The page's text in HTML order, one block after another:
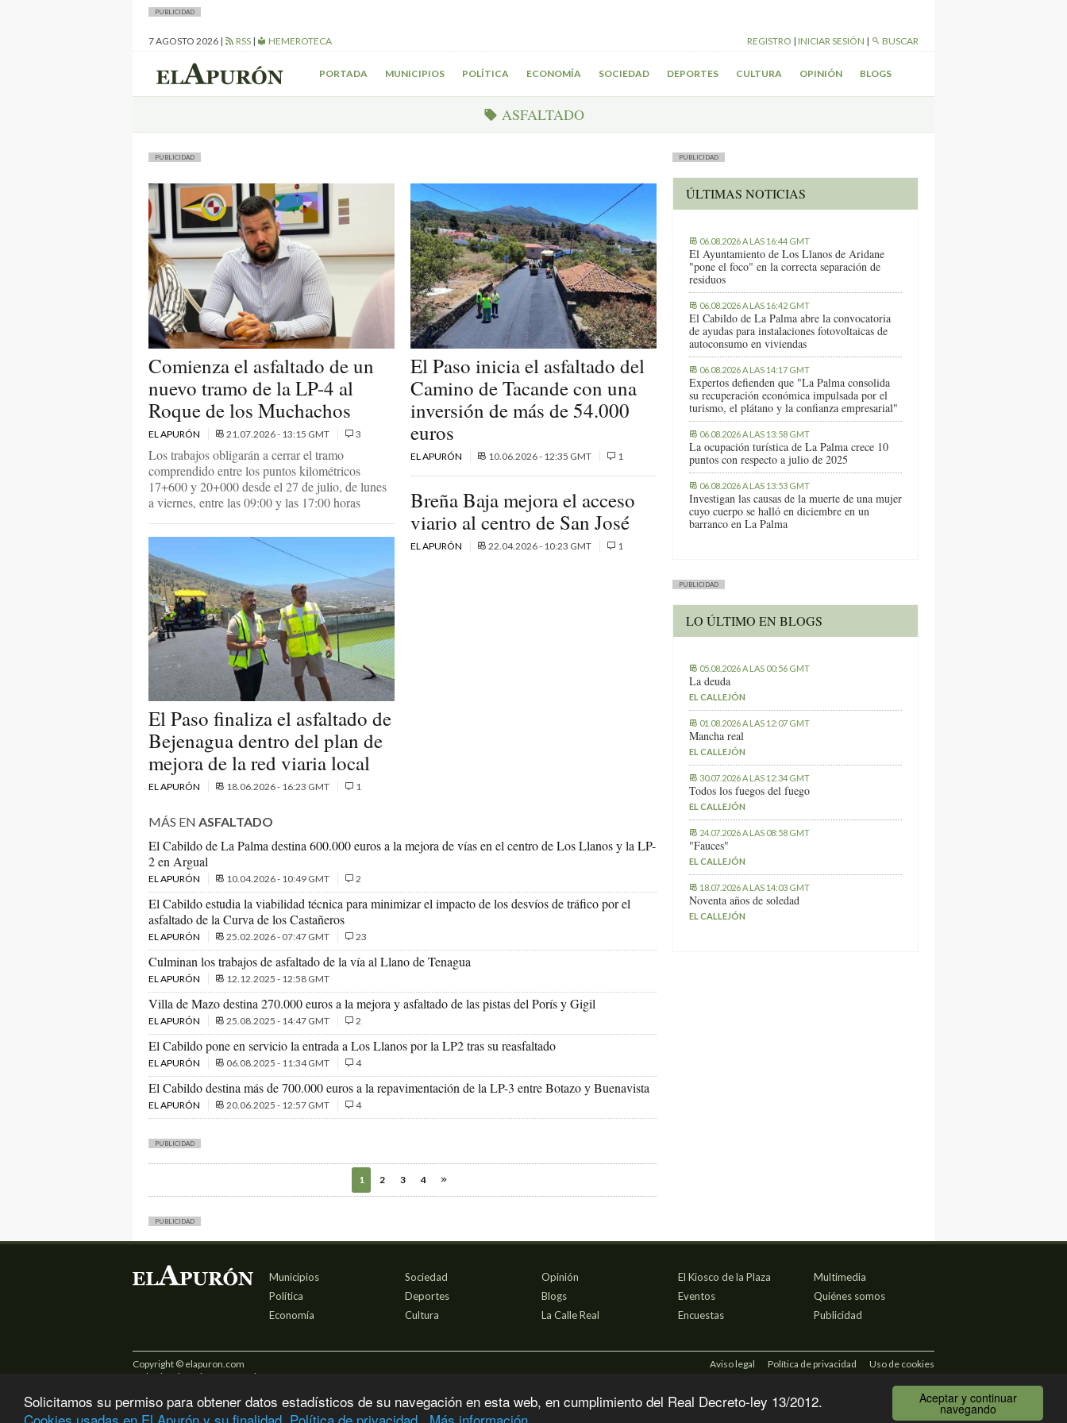
Aceptar y continuar
navegando
Solicitamos su permiso para obtener datos estadísticos de su navegación en esta web, en cumplimiento del Real Decreto-ley 13/2012.
PUBLICIDAD
7 AGOSTO 2026 | RSS | HEMEROTECA REGISTRO | INICIAR SESIÓN | BUSCAR
PORTADA MUNICIPIOS POLÍTICA ECONOMÍA SOCIEDAD DEPORTES CULTURA OPINIÓN BLOGS
ASFALTADO
PUBLICIDAD
Comienza el asfaltado de un
nuevo tramo de la LP-4 al
Roque de los Muchachos
EL APURÓN 21.07.2026 - 13:15 GMT 3
Los trabajos obligarán a cerrar el tramo
comprendido entre los puntos kilométricos
17+600 y 20+000 desde el 27 de julio, de lunes
a viernes, entre las 09:00 y las 17:00 horas
El Paso finaliza el asfaltado de
Bejenagua dentro del plan de
mejora de la red viaria local
EL APURÓN 18.06.2026 - 16:23 GMT 1
El Paso inicia el asfaltado del
Camino de Tacande con una
inversión de más de 54.000
euros
EL APURÓN 10.06.2026 - 12:35 GMT 1
Breña Baja mejora el acceso
viario al centro de San José
EL APURÓN 22.04.2026 - 10:23 GMT 1
MÁS EN ASFALTADO
El Cabildo de La Palma destina 600.000 euros a la mejora de vías en el centro de Los Llanos y la LP-
2 en Argual
EL APURÓN 10.04.2026 - 10:49 GMT 2
El Cabildo estudia la viabilidad técnica para minimizar el impacto de los desvíos de tráfico por el
asfaltado de la Curva de los Castañeros
EL APURÓN 25.02.2026 - 07:47 GMT 23
Culminan los trabajos de asfaltado de la vía al Llano de Tenagua
EL APURÓN 12.12.2025 - 12:58 GMT
Villa de Mazo destina 270.000 euros a la mejora y asfaltado de las pistas del Porís y Gigil
EL APURÓN 25.08.2025 - 14:47 GMT 2
El Cabildo pone en servicio la entrada a Los Llanos por la LP2 tras su reasfaltado
EL APURÓN 06.08.2025 - 11:34 GMT 4
El Cabildo destina más de 700.000 euros a la repavimentación de la LP-3 entre Botazo y Buenavista
EL APURÓN 20.06.2025 - 12:57 GMT 4
PUBLICIDAD
1 2 3 4
PUBLICIDAD
ÚLTIMAS NOTICIAS
06.08.2026 A LAS 16:44 GMT
El Ayuntamiento de Los Llanos de Aridane
"pone el foco" en la correcta separación de
residuos
06.08.2026 A LAS 16:42 GMT
El Cabildo de La Palma abre la convocatoria
de ayudas para instalaciones fotovoltaicas de
autoconsumo en viviendas
06.08.2026 A LAS 14:17 GMT
Expertos defienden que "La Palma consolida
su recuperación económica impulsada por el
turismo, el plátano y la confianza empresarial"
06.08.2026 A LAS 13:58 GMT
La ocupación turística de La Palma crece 10
puntos con respecto a julio de 2025
06.08.2026 A LAS 13:53 GMT
Investigan las causas de la muerte de una mujer
cuyo cuerpo se halló en diciembre en un
barranco en La Palma
PUBLICIDAD
LO ÚLTIMO EN BLOGS
05.08.2026 A LAS 00:56 GMT
La deuda
EL CALLEJÓN
01.08.2026 A LAS 12:07 GMT
Mancha real
EL CALLEJÓN
30.07.2026 A LAS 12:34 GMT
Todos los fuegos del fuego
EL CALLEJÓN
24.07.2026 A LAS 08:58 GMT
"Fauces"
EL CALLEJÓN
18.07.2026 A LAS 14:03 GMT
Noventa años de soledad
EL CALLEJÓN
PUBLICIDAD
Municipios
Política
Economía
Sociedad
Deportes
Cultura
Opinión
Blogs
La Calle Real
El Kiosco de la Plaza
Eventos
Encuestas
Multimedia
Quiénes somos
Publicidad
Copyright © elapuron.com
Todos los derechos reservados
Aviso legal Política de privacidad Uso de cookies